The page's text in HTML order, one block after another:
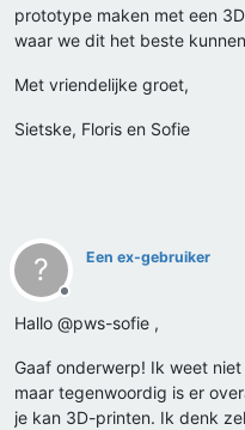
prototype maken met een
waar we dit het beste
Met vriendelijke groet,
Sietske, Floris en Sofie
?
Offline
Een ex-gebruiker
Hallo @pws-sofie ,
Gaaf onderwerp! Ik weet
maar tegenwoordig is er
je kan 3D-printen. Ik denk